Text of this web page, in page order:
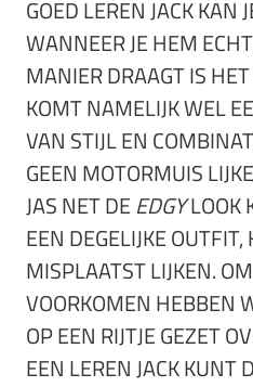
GOED LEREN JACK KAN
WANNEER JE HEM
MANIER DRAAGT IS HET
KOMT NAMELIJK WEL
VAN STIJL EN
GEEN MOTORMUIS
JAS NET DEEDGYLOOK
EEN DEGELIJKE
MISPLAATST LIJKEN.
VOORKOMEN HEBBEN
OP EEN RIJTJE GEZET
EEN LEREN JACK KUNT